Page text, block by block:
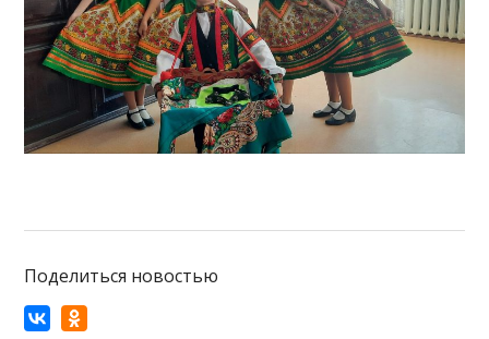
Поделиться новостью